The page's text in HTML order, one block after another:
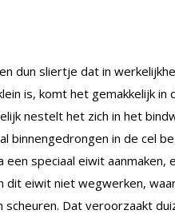
dun sliertje dat in
is, komt het gemakkelijk
nestelt het zich in het
binnengedrongen in de cel
speciaal eiwit aanmaken,
eiwit niet wegwerken,
Dat veroorzaakt